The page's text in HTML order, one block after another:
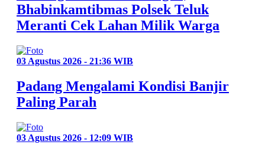
Bhabinkamtibmas Polsek Teluk
Meranti Cek Lahan Milik Warga
03 Agustus 2026 - 21:36 WIB
Padang Mengalami Kondisi Banjir
Paling Parah
03 Agustus 2026 - 12:09 WIB